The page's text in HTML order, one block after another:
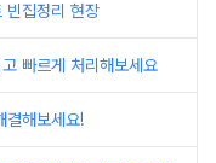
빈집정리 현장
빠르게 처리해보세요
결해보세요!